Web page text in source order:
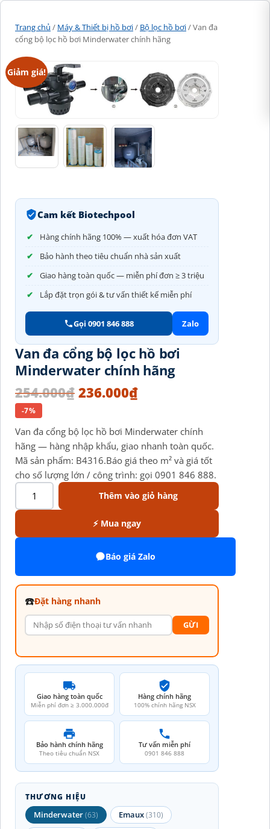
Trang chủ / Máy & Thiết bị hồ bơi/ Bộ lọc hồ bơi/ Van đa
cổng bộ lọc hồ bơi Minderwater chính hãng
Giảm giá!
Cam kết Biotechpool
Hàng chính hãng 100% — xuất hóa đơn VAT
Bảo hành theo tiêu chuẩn nhà sản xuất
Giao hàng toàn quốc — miễn phí đơn ≥ 3 triệu
Lắp đặt trọn gói & tư vấn thiết kế miễn phí
Gọi 0901 846 888 Zalo
Van đa cổng bộ lọc hồ bơi
Minderwater chính hãng
254.000₫ 236.000₫
-7%
Van đa cổng bộ lọc hồ bơi Minderwater chính
hãng — hàng nhập khẩu, giao nhanh toàn quốc.
Mã sản phẩm: B4316.Báo giá theo m² và giá tốt
cho số lượng lớn / công trình: gọi 0901 846 888.
Thêm vào giỏ hàng
⚡ Mua ngay
Báo giá Zalo
☎️Đặt hàng nhanh
GỪI
Giao hàng toàn quốc
Miễn phí đơn ≥ 3.000.000đ
Hàng chính hãng
100% chính hãng NSX
Bảo hành chính hãng
Theo tiêu chuẩn NSX
Tư vấn miễn phí
0901 846 888
THƯƠNG HIỆU
Minderwater(63) Emaux(310)